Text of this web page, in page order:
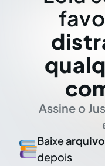
Assine o
Baixe
depois